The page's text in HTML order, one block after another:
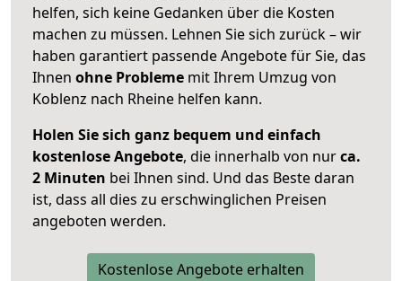
helfen, sich keine Gedanken über die Kosten
machen zu müssen. Lehnen Sie sich zurück – wir
haben garantiert passende Angebote für Sie, das
Ihnen ohne Probleme mit Ihrem Umzug von
Koblenz nach Rheine helfen kann.
Holen Sie sich ganz bequem und einfach
kostenlose Angebote, die innerhalb von nurca.
2 Minuten bei Ihnen sind. Und das Beste daran
ist, dass all dies zu erschwinglichen Preisen
angeboten werden.
Kostenlose Angebote erhalten